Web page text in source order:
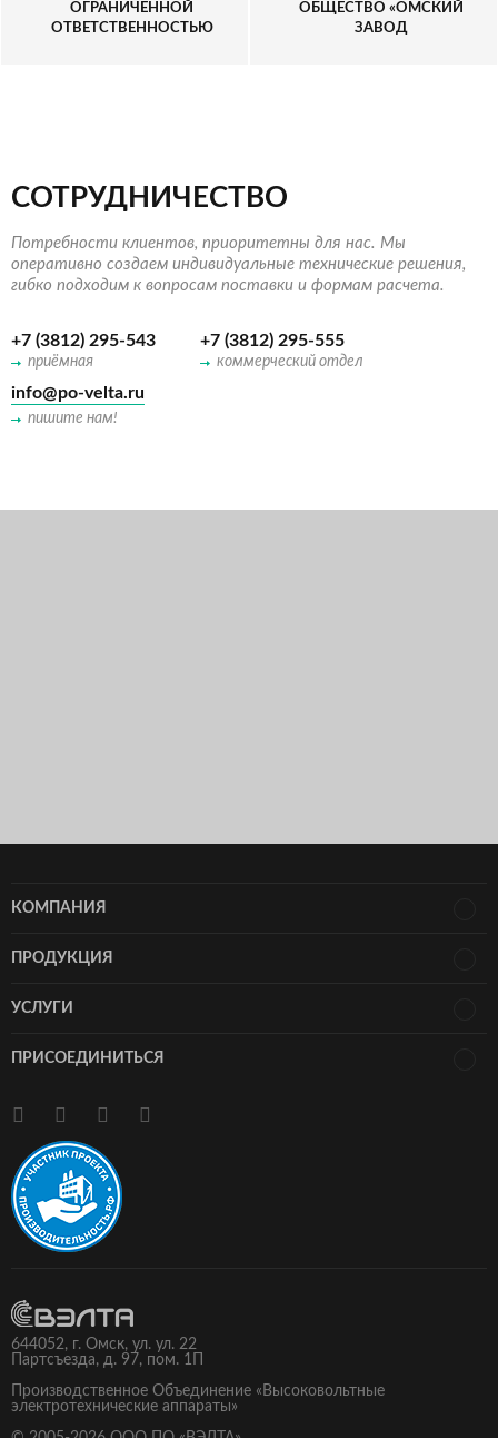
ОГРАНИЧЕННОЙ
ОТВЕТСТВЕННОСТЬЮ
ОБЩЕСТВО «ОМСКИЙ
ЗАВОД
СОТРУДНИЧЕСТВО
Потребности клиентов, приоритетны для нас. Мы
оперативно создаем индивидуальные технические решения,
гибко подходим к вопросам поставки и формам расчета.
+7 (3812) 295-543
приёмная
+7 (3812) 295-555
коммерческий отдел
info@po-velta.ru
пишите нам!
КОМПАНИЯ
ПРОДУКЦИЯ
УСЛУГИ
ПРИСОЕДИНИТЬСЯ
644052, г. Омск, ул. ул. 22
Партсъезда, д. 97, пом. 1П
Производственное Объединение «Высоковольтные
электротехнические аппараты»